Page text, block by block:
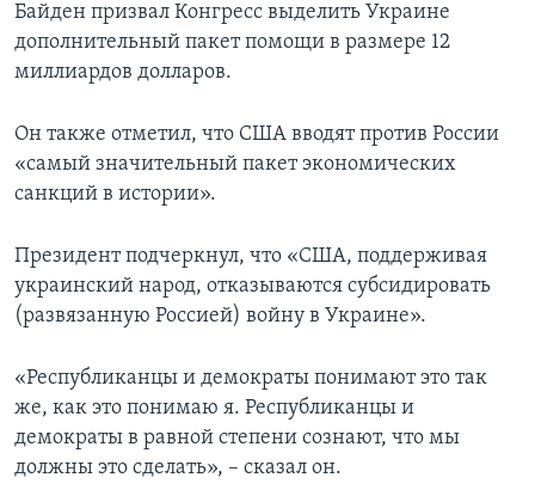
Байден призвал Конгресс выделить Украине
дополнительный пакет помощи в размере 12
миллиардов долларов.
Он также отметил, что США вводят против России
«самый значительный пакет экономических
санкций в истории».
Президент подчеркнул, что «США, поддерживая
украинский народ, отказываются субсидировать
(развязанную Россией) войну в Украине».
«Республиканцы и демократы понимают это так
же, как это понимаю я. Республиканцы и
демократы в равной степени сознают, что мы
должны это сделать», – сказал он.